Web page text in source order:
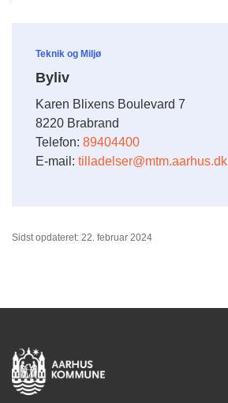
Teknik og Miljø
Byliv
Karen Blixens Boulevard 7
8220 Brabrand
Telefon: 89404400
E-mail: tilladelser@mtm.aarhus.dk
Sidst opdateret: 22. februar 2024